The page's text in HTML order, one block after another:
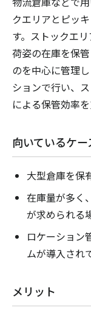
クエリアとピッ
す。ストックエ
荷姿の在庫を保
のを中心に管理
ションで行い、
による保管効率
向いているケー
大型倉庫を保
在庫量が多く
が求められる
ロケーション
ムが導入され
メリット